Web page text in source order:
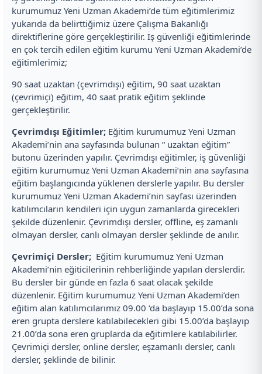
kurumumuz Yeni Uzman Akademi’de tüm eğitimlerimiz
yukarıda da belirttiğimiz üzere Çalışma Bakanlığı
direktiflerine göre gerçekleştirilir. İş güvenliği eğitimlerinde
en çok tercih edilen eğitim kurumu Yeni Uzman Akademi’de
eğitimlerimiz;
90 saat uzaktan (çevrimdışı) eğitim, 90 saat uzaktan
(çevrimiçi) eğitim, 40 saat pratik eğitim şeklinde
gerçekleştirilir.
Çevrimdışı Eğitimler; Eğitim kurumumuz Yeni Uzman
Akademi’nin ana sayfasında bulunan “ uzaktan eğitim”
butonu üzerinden yapılır. Çevrimdışı eğitimler, iş güvenliği
eğitim kurumumuz Yeni Uzman Akademi’nin ana sayfasına
eğitim başlangıcında yüklenen derslerle yapılır. Bu dersler
kurumumuz Yeni Uzman Akademi’nin sayfası üzerinden
katılımcıların kendileri için uygun zamanlarda girecekleri
şekilde düzenlenir. Çevrimdışı dersler, offline, eş zamanlı
olmayan dersler, canlı olmayan dersler şeklinde de anılır.
Çevrimiçi Dersler; Eğitim kurumumuz Yeni Uzman
Akademi’nin eğiticilerinin rehberliğinde yapılan derslerdir.
Bu dersler bir günde en fazla 6 saat olacak şekilde
düzenlenir. Eğitim kurumumuz Yeni Uzman Akademi’den
eğitim alan katılımcılarımız 09.00 ‘da başlayıp 15.00’da sona
eren grupta derslere katılabilecekleri gibi 15.00’da başlayıp
21.00’da sona eren gruplarda da eğitimlere katılabilirler.
Çevrimiçi dersler, online dersler, eşzamanlı dersler, canlı
dersler, şeklinde de bilinir.